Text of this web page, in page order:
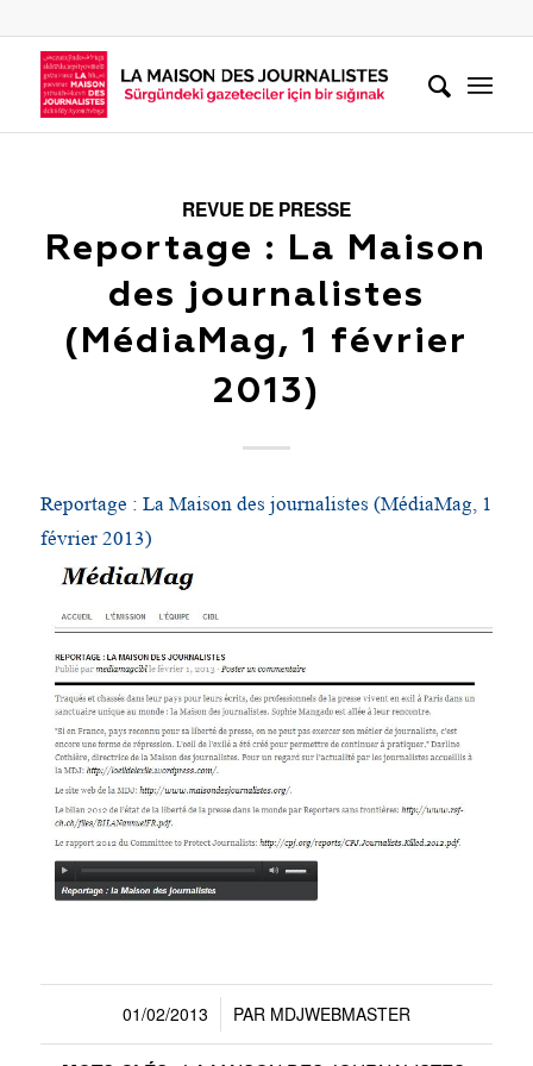
REVUE DE PRESSE
Reportage : La Maison
des journalistes
(MédiaMag, 1 février
2013)
Reportage : La Maison des journalistes (MédiaMag, 1
février 2013)
01/02/2013
/ PAR MDJWEBMASTER